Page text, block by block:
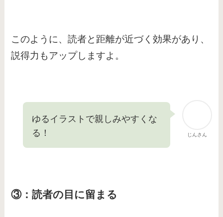
このように、読者と距離が近づく効果があり、
説得力もアップしますよ。
じんさん
ゆるイラストで親しみやすくな
る！
③：読者の目に留まる